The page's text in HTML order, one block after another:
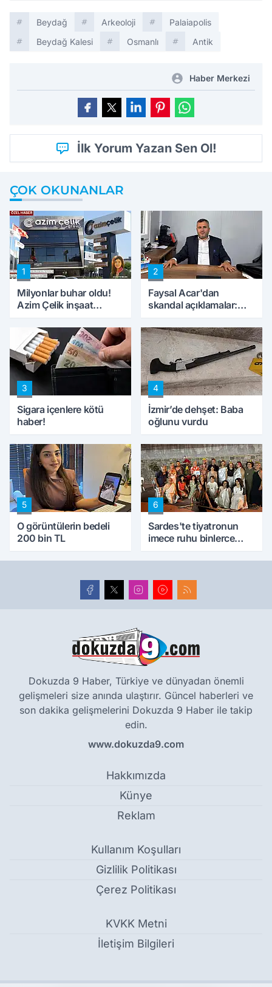
Beydağ Arkeoloji
Palaiapolis
Beydağ Kalesi
Osmanlı Antik
Haber Merkezi
İlk Yorum Yazan Sen Ol!
ÇOK OKUNANLAR
1
Milyonlar buhar oldu!
Azim Çelik inşaat
konuştu
2
Faysal Acar'dan
skandal açıklamalar:
peynircilerimizi de
kıskaca aldı, müdahale
ettik'
3
Sigara içenlere kötü
haber!
4
İzmir’de dehşet: Baba
oğlunu vurdu
5
O görüntülerin bedeli
200 bin TL
6
Sardes'te tiyatronun
imece ruhu binlerce
Dokuzda 9 Haber, Türkiye ve dünyadan önemli
gelişmeleri size anında ulaştırır. Güncel haberleri ve
son dakika gelişmelerini Dokuzda 9 Haber ile takip
edin.
www.dokuzda9.com
Hakkımızda
Künye
Reklam
Kullanım Koşulları
Gizlilik Politikası
Çerez Politikası
KVKK Metni
İletişim Bilgileri